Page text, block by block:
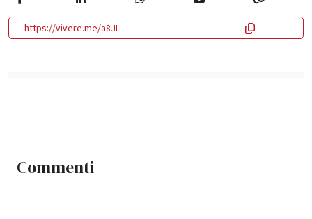
https://vivere.me/a8JL
Commenti